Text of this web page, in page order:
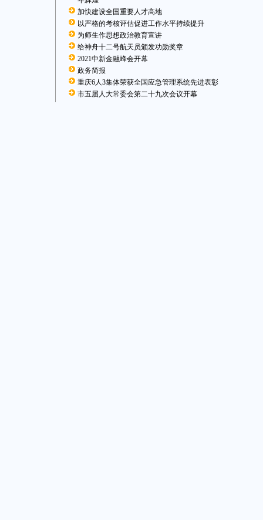
加快建设全国重要人才高地
以严格的考核评估促进工作水平持续提升
为师生作思想政治教育宣讲
给神舟十二号航天员颁发功勋奖章
2021中新金融峰会开幕
政务简报
重庆6人3集体荣获全国应急管理系统先进表彰
市五届人大常委会第二十九次会议开幕